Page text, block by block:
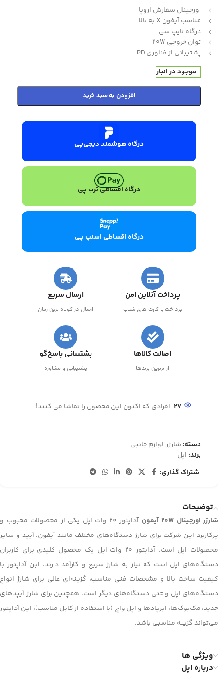
اورجینال سفارش اروپا
مناسب آیفون X به بالا
درگاه تایپ سی
توان خروجی 20W
پشتیبانی از فناوری PD
موجود در انبار
افزودن به سبد خرید
درگاه هوشمند دیجی‌پی
درگاه اقساطی ترب پی
درگاه اقساطی اسنپ پی
پرداخت آنلاین امن
پرداخت با کارت های شتاب
ارسال سریع
ارسال در کوتاه ترین زمان
اصالت کالاها
از برترین برندها
پشتیبانی پاسخ‌گو
پشتیبانی و مشاوره
27 افرادی که اکنون این محصول را تماشا می کنند!
دسته: شارژر, لوازم جانبی
برند: اپل
اشتراک گذاری:
توضیحات
شارژر اورجینال 20W آیفون
آداپتور 20 وات اپل یکی از محصولات محبوب و
پرکاربرد این شرکت برای شارژ دستگاه‌های مختلف مانند آیفون، آیپد و سایر
محصولات اپل است. آداپتور 20 وات اپل یک محصول کلیدی برای کاربران
دستگاه‌های اپل است که نیاز به شارژ سریع و کارآمد دارند. این آداپتور با
کیفیت ساخت بالا و مشخصات فنی مناسب، گزینه‌ای عالی برای شارژ انواع
دستگاه‌های اپل و حتی دستگاه‌های دیگر است. همچنین برای شارژ آیپدهای
جدید، مک‌بوک‌ها، ایرپادها و اپل واچ (با استفاده از کابل مناسب)، این آداپتور
می‌تواند گزینه مناسبی باشد.
ویژگی ها
درباره اپل